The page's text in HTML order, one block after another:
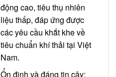
động cao, tiêu thụ nhiên
liệu thấp, đáp ứng được
các yêu cầu khắt khe về
tiêu chuẩn khí thải tại Việt
Nam.
Ổn định và đáng tin cậy: